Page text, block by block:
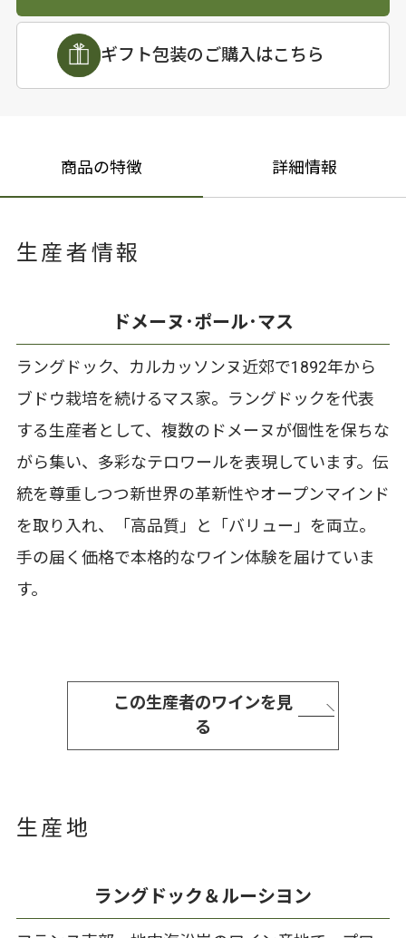
ギフト包装のご購入はこちら
商品の特徴 詳細情報
生産者情報
ドメーヌ･ポール･マス
ラングドック、カルカッソンヌ近郊で1892年から
ブドウ栽培を続けるマス家。ラングドックを代表
する生産者として、複数のドメーヌが個性を保ちな
がら集い、多彩なテロワールを表現しています。伝
統を尊重しつつ新世界の革新性やオープンマインド
を取り入れ、「高品質」と「バリュー」を両立。
手の届く価格で本格的なワイン体験を届けていま
す。
この生産者のワインを見
る
生産地
ラングドック＆ルーシヨン